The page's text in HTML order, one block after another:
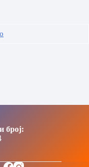
број: